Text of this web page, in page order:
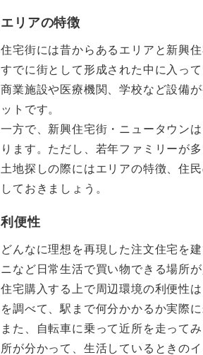
エリアの特徴
住宅街には昔からあるエリアと新興
すでに街として形成された中に入って
商業施設や医療機関、学校など設備
ットです。
一方で、新興住宅街・ニュータウン
ります。ただし、若年ファミリーが
土地探しの際にはエリアの特徴、住
しておきましょう。
利便性
どんなに理想を再現した注文住宅を
ニなど日常生活で買い物できる場所
住宅購入する上で周辺環境の利便性
を調べて、駅まで何分かかるか実際
また、自転車に乗って近所を走って
所が分かって、生活しているときの